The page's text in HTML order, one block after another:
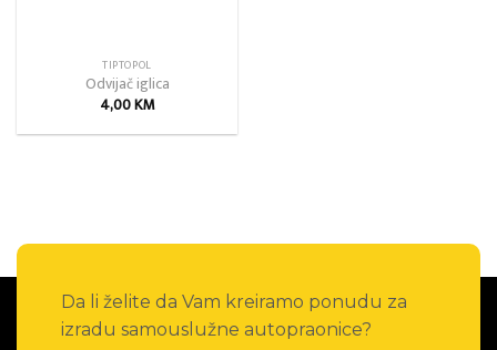
TIPTOPOL
Odvijač iglica
4,00KM
Da li želite da Vam kreiramo ponudu za
izradu samouslužne autopraonice?